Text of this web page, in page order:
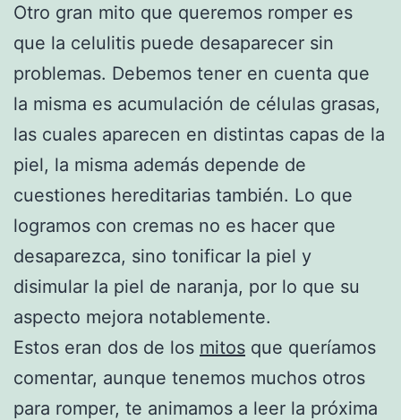
Otro gran mito que queremos romper es
que la celulitis puede desaparecer sin
problemas. Debemos tener en cuenta que
la misma es acumulación de células grasas,
las cuales aparecen en distintas capas de la
piel, la misma además depende de
cuestiones hereditarias también. Lo que
logramos con cremas no es hacer que
desaparezca, sino tonificar la piel y
disimular la piel de naranja, por lo que su
aspecto mejora notablemente.
Estos eran dos de los mitos que queríamos
comentar, aunque tenemos muchos otros
para romper, te animamos a leer la próxima